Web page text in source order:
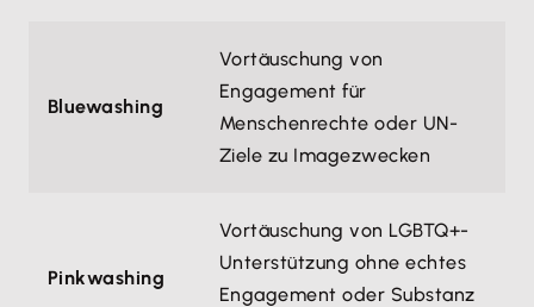
Bluewashing
Vortäuschung von
Engagement für
Menschenrechte oder UN-
Ziele zu Imagezwecken
Pinkwashing
Vortäuschung von LGBTQ+-
Unterstützung ohne echtes
Engagement oder Substanz